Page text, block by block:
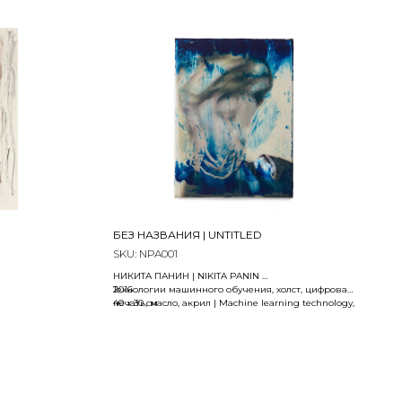
БЕЗ НАЗВАНИЯ | UNTITLED
SKU: NPA001
НИКИТА ПАНИН | NIKITA PANIN
2016
Технологии машинного обучения, холст, цифровая
печать, масло, акрил | Machine learning technology,
40 x 30 см